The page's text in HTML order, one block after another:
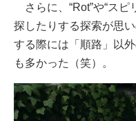
さらに、“Rot”や“スピ
探したりする探索が思
する際には「順路」以
も多かった（笑）。